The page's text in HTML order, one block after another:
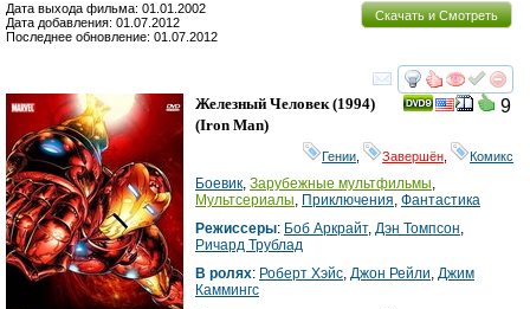
Скачать и Смотреть
Дата выхода фильма: 01.01.2002
Дата добавления: 01.07.2012
Последнее обновление: 01.07.2012
смотреть
9
Железный Человек(1994)
(Iron Man)
Гении Завершён Комикс
Боевик, Зарубежные мультфильмы,
Мультсериалы, Приключения, Фантастика
Режиссеры: Боб Аркрайт, Дэн Томпсон,
Ричард Трублад
В ролях: Роберт Хэйс, Джон Рейли, Джим
Каммингс